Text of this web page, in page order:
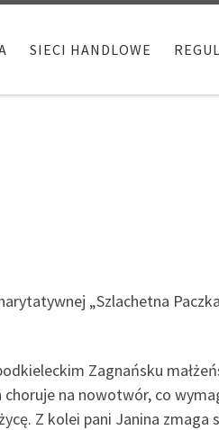
SIECI HANDLOWE
„Szlachetna
Zagnańsku
na nowotwór, co
Z kolei pani Janina zmaga